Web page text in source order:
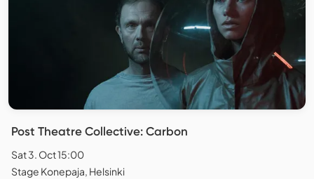
Post Theatre Collective: Carbon
Sat 3. Oct 15:00
Stage Konepaja, Helsinki